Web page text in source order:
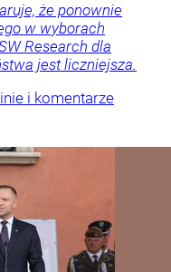
że ponownie
w wyborach
Research dla
jest liczniejsza.
i komentarze